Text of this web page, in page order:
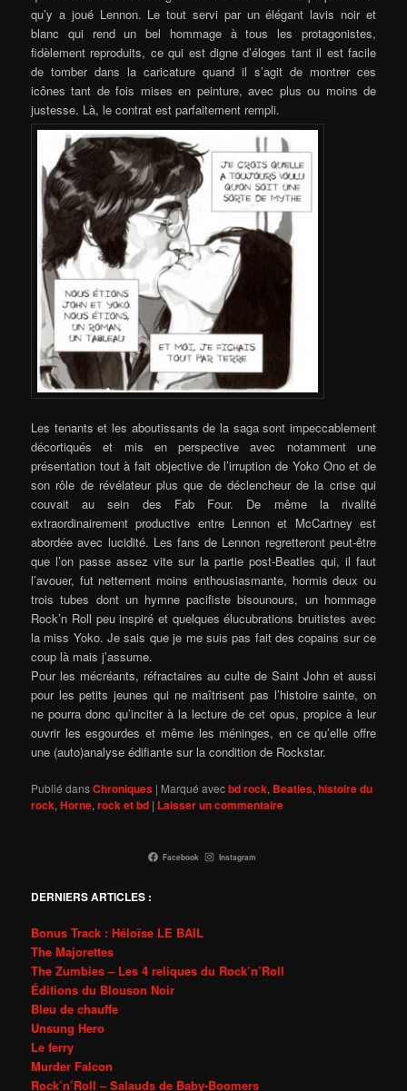
qu’y a joué Lennon. Le tout servi par un élégant lavis noir et
blanc qui rend un bel hommage à tous les protagonistes,
fidèlement reproduits, ce qui est digne d’éloges tant il est facile
de tomber dans la caricature quand il s’agit de montrer ces
icônes tant de fois mises en peinture, avec plus ou moins de
justesse. Là, le contrat est parfaitement rempli.
Les tenants et les aboutissants de la saga sont impeccablement
décortiqués et mis en perspective avec notamment une
présentation tout à fait objective de l’irruption de Yoko Ono et de
son rôle de révélateur plus que de déclencheur de la crise qui
couvait au sein des Fab Four. De même la rivalité
extraordinairement productive entre Lennon et McCartney est
abordée avec lucidité. Les fans de Lennon regretteront peut-être
que l’on passe assez vite sur la partie post-Beatles qui, il faut
l’avouer, fut nettement moins enthousiasmante, hormis deux ou
trois tubes dont un hymne pacifiste bisounours, un hommage
Rock’n Roll peu inspiré et quelques élucubrations bruitistes avec
la miss Yoko. Je sais que je me suis pas fait des copains sur ce
coup là mais j’assume.
Pour les mécréants, réfractaires au culte de Saint John et aussi
pour les petits jeunes qui ne maîtrisent pas l’histoire sainte, on
ne pourra donc qu’inciter à la lecture de cet opus, propice à leur
ouvrir les esgourdes et même les méninges, en ce qu’elle offre
une (auto)analyse édifiante sur la condition de Rockstar.
Publié dansChroniques | Marqué avecbd rock, Beatles,histoire du
rock,Horne,rock et bd | Laisser un commentaire
Facebook Instagram
DERNIERS ARTICLES :
Bonus Track : Héloïse LE BAIL
The Majorettes
The Zumbies – Les 4 reliques du Rock’n’Roll
Éditions du Blouson Noir
Bleu de chauffe
Unsung Hero
Le ferry
Murder Falcon
Rock’n’Roll – Salauds de Baby-Boomers